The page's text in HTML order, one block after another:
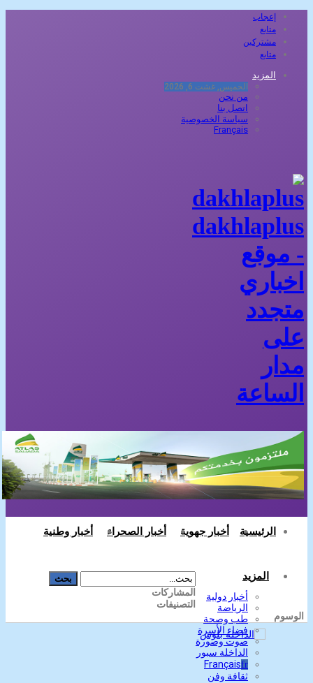
إعجاب
متابع
مشتركين
متابع
المزيد
الخميس, غشت 6, 2026
من نحن
اتصل بنا
سياسة الخصوصية
Français
dakhlaplus
- موقع
اخباري
متجدد
على
مدار
الساعة
الرئيسية أخبار جهوية أخبار الصحراء أخبار وطنية
المزيد
أخبار دولية
الرياضة
طب وصحة
فضاء الأسرة
صوت وصورة
الداخلة سبور
Françaisfr
ثقافة وفن
المشاركات
التصنيفات
الوسوم